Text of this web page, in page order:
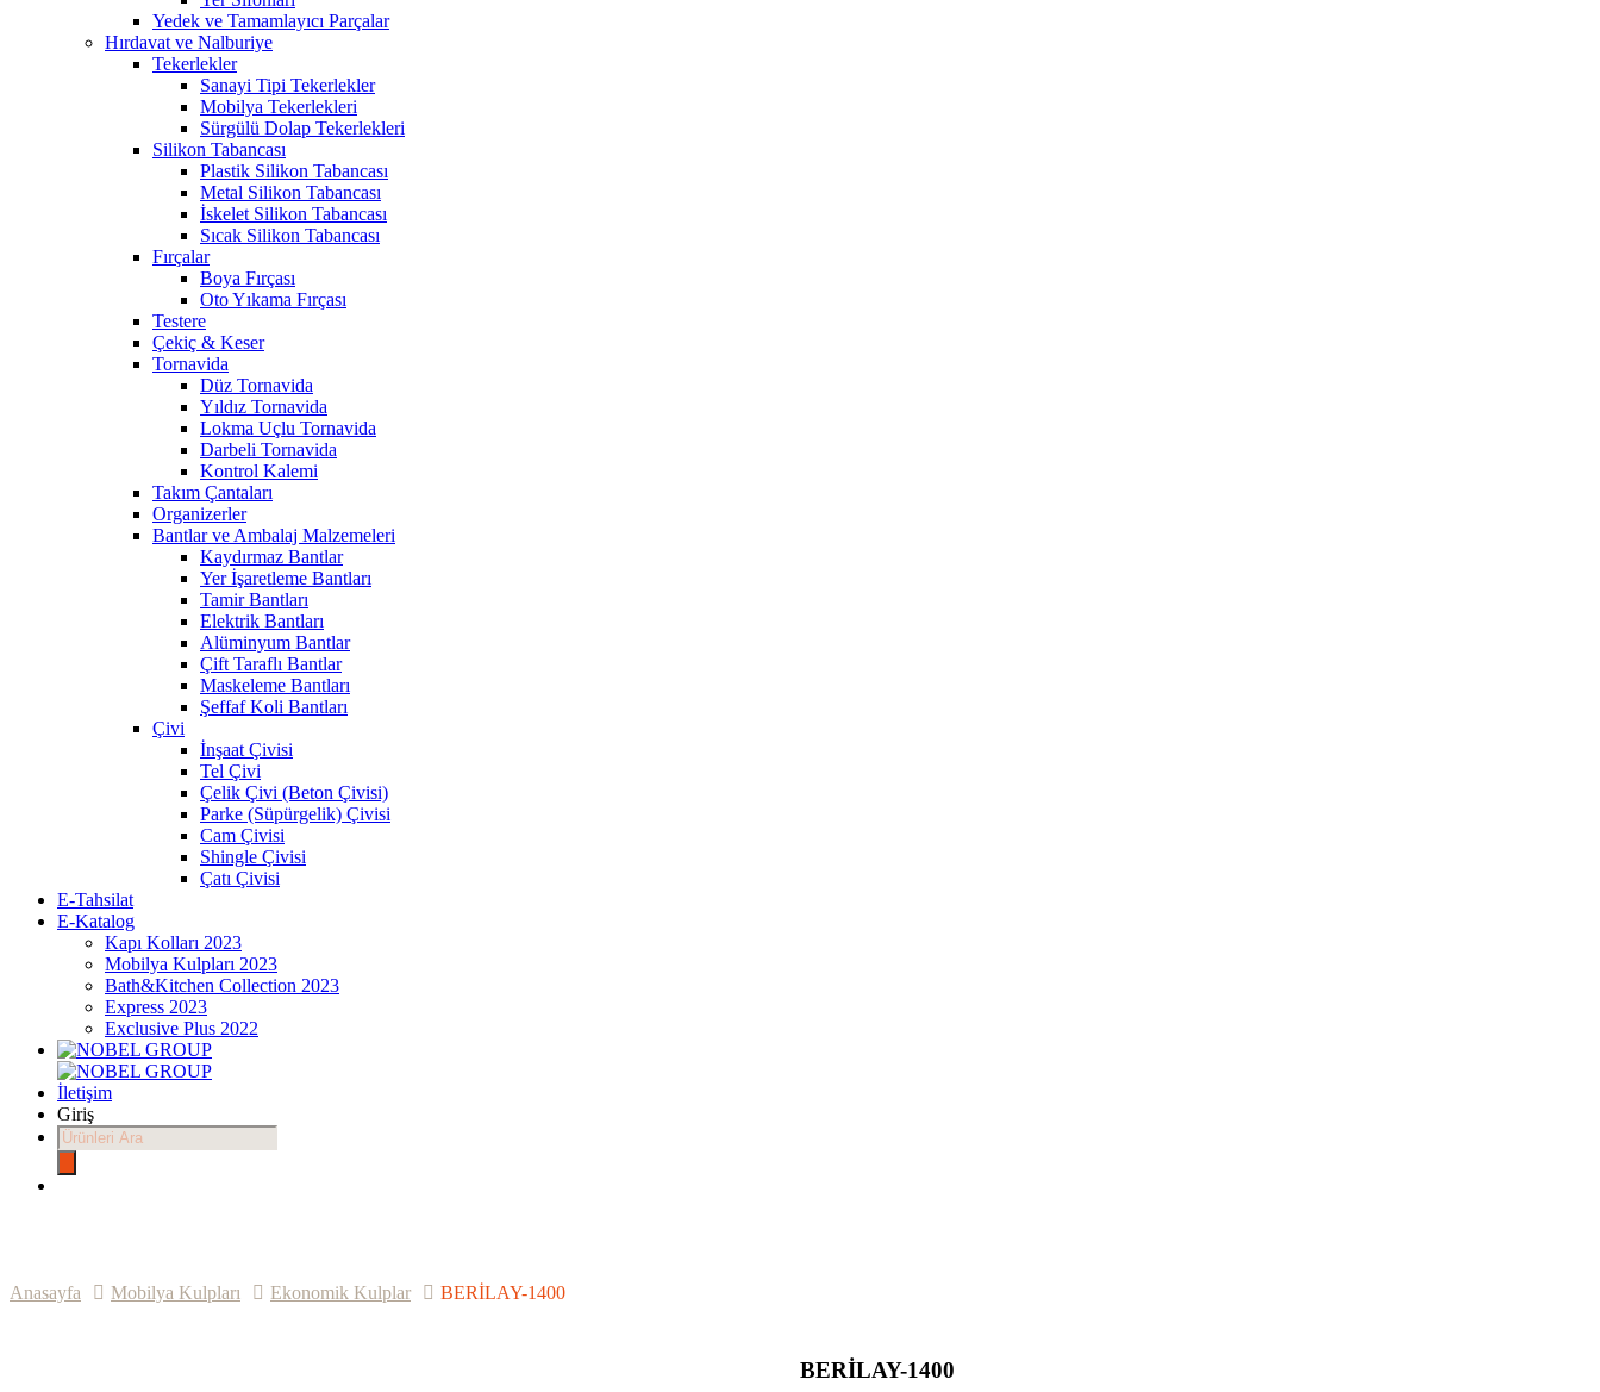
Yedek ve Tamamlayıcı Parçalar
Hırdavat ve Nalburiye
Tekerlekler
Sanayi Tipi Tekerlekler
Mobilya Tekerlekleri
Sürgülü Dolap Tekerlekleri
Silikon Tabancası
Plastik Silikon Tabancası
Metal Silikon Tabancası
İskelet Silikon Tabancası
Sıcak Silikon Tabancası
Fırçalar
Boya Fırçası
Oto Yıkama Fırçası
Testere
Çekiç & Keser
Tornavida
Düz Tornavida
Yıldız Tornavida
Lokma Uçlu Tornavida
Darbeli Tornavida
Kontrol Kalemi
Takım Çantaları
Organizerler
Bantlar ve Ambalaj Malzemeleri
Kaydırmaz Bantlar
Yer İşaretleme Bantları
Tamir Bantları
Elektrik Bantları
Alüminyum Bantlar
Çift Taraflı Bantlar
Maskeleme Bantları
Şeffaf Koli Bantları
Çivi
İnşaat Çivisi
Tel Çivi
Çelik Çivi (Beton Çivisi)
Parke (Süpürgelik) Çivisi
Cam Çivisi
Shingle Çivisi
Çatı Çivisi
E-Tahsilat
E-Katalog
Kapı Kolları 2023
Mobilya Kulpları 2023
Bath&Kitchen Collection 2023
Express 2023
Exclusive Plus 2022
İletişim
Giriş
Products
search
Anasayfa Mobilya Kulpları Ekonomik Kulplar BERİLAY-1400
BERİLAY-1400